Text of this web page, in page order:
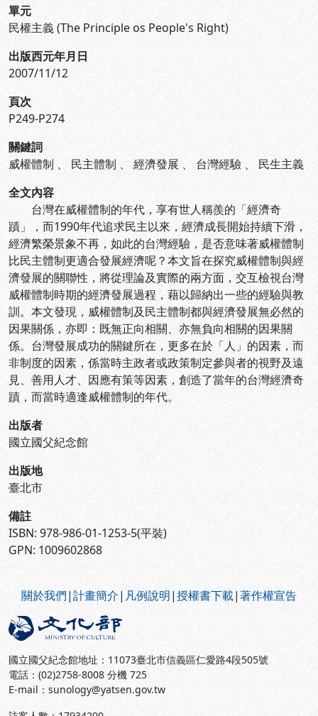
單元
民權主義 (The Principle os People's Right)
出版西元年月日
2007/11/12
頁次
P249-P274
關鍵詞
威權體制 、 民主體制 、 經濟發展 、 台灣經驗 、 民生主義
全文內容
台灣在威權體制的年代，享有世人稱羨的「經濟奇
蹟」，而1990年代追求民主以來，經濟成長開始持續下滑，
經濟繁榮景象不再，如此的台灣經驗，是否意味著威權體制
比民主體制更適合發展經濟呢？本文旨在探究威權體制與經
濟發展的關聯性，將從理論及實際的兩方面，交互檢視台灣
威權體制時期的經濟發展過程，藉以歸納出一些的經驗與教
訓。本文發現，威權體制及民主體制都與經濟發展無必然的
因果關係，亦即：既無正向相關、亦無負向相關的因果關
係。台灣發展成功的關鍵所在，更多在於「人」的因素，而
非制度的因素，係當時主政者或政策制定參與者的視野及遠
見、善用人才、因應有策等因素，創造了當年的台灣經濟奇
蹟，而當時適逢威權體制的年代。
出版者
國立國父紀念館
出版地
臺北市
備註
ISBN: 978-986-01-1253-5(平裝)
GPN: 1009602868
關於我們|計畫簡介| 凡例說明|授權書下載|著作權宣告
國立國父紀念館地址：11073臺北市信義區仁愛路4段505號
電話：(02)2758-8008 分機 725
E-mail：sunology@yatsen.gov.tw